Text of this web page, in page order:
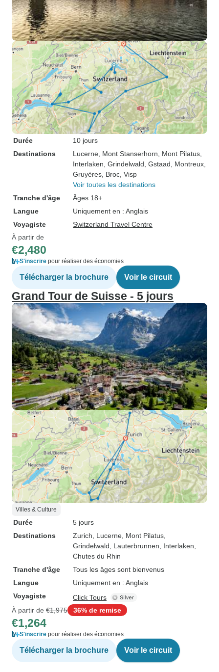
Durée
10 jours
Destinations
Lucerne , Mont Stanserhorn , Mont Pilatus
Interlaken , Grindelwald , Gstaad , Montreux
Gruyères , Broc , Visp
Voir toutes les destinations
Tranche d'âge
Âges 18+
Langue
Uniquement en : Anglais
Voyagiste
Switzerland Travel Centre
À partir de
€2,480
S'inscrire pour réaliser des économies
Télécharger la brochure Voir le circuit
Grand Tour de Suisse - 5 jours
Villes & Culture
Durée
5 jours
Destinations
Zurich , Lucerne , Mont Pilatus
Grindelwald , Lauterbrunnen , Interlaken
Chutes du Rhin
Tranche d'âge
Tous les âges sont bienvenus
Langue
Uniquement en : Anglais
Voyagiste
Click Tours
À partir de €1,975 36% de remise
€1,264
S'inscrire pour réaliser des économies
Télécharger la brochure Voir le circuit